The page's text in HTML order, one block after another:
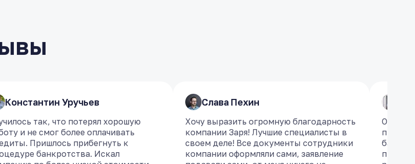
​Константин Уручьев
так, что потерял хорошую
и не смог более оплачивать
Пришлось прибегнуть к
банкротства. Искал
Слава Пехин
Хочу выразить огромную благодарность
компании Заря! Лучшие специалисты в
своем деле! Все документы сотрудники
компании оформляли сами, заявление
​Константин Уручьев
так, что потерял хорошую
и не смог более оплачивать
Пришлось прибегнуть к
банкротства. Искал
Слава Пехин
Хочу выразить огромную благодарность
компании Заря! Лучшие специалисты в
своем деле! Все документы сотрудники
компании оформляли сами, заявление